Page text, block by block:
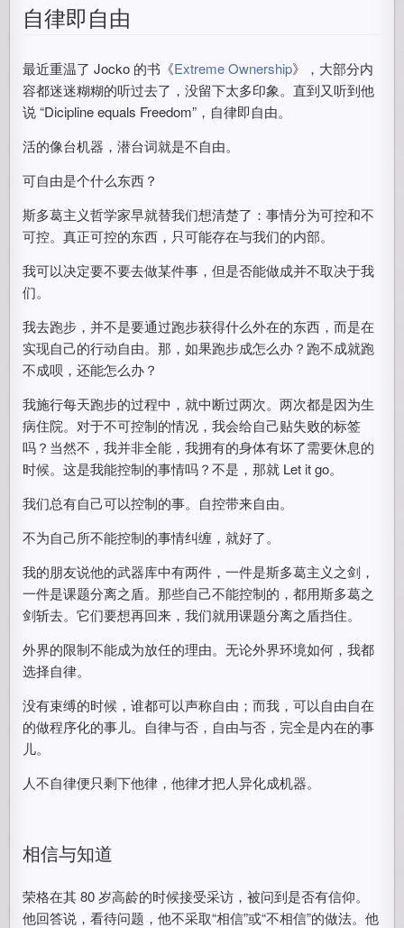
自律即自由
最近重温了 Jocko 的书《Extreme Ownership》，大部分内
容都迷迷糊糊的听过去了，没留下太多印象。直到又听到他
说 “Dicipline equals Freedom”，自律即自由。
活的像台机器，潜台词就是不自由。
可自由是个什么东西？
斯多葛主义哲学家早就替我们想清楚了：事情分为可控和不
可控。真正可控的东西，只可能存在与我们的内部。
我可以决定要不要去做某件事，但是否能做成并不取决于我
们。
我去跑步，并不是要通过跑步获得什么外在的东西，而是在
实现自己的行动自由。那，如果跑步成怎么办？跑不成就跑
不成呗，还能怎么办？
我施行每天跑步的过程中，就中断过两次。两次都是因为生
病住院。对于不可控制的情况，我会给自己贴失败的标签
吗？当然不，我并非全能，我拥有的身体有坏了需要休息的
时候。这是我能控制的事情吗？不是，那就 Let it go。
我们总有自己可以控制的事。自控带来自由。
不为自己所不能控制的事情纠缠，就好了。
我的朋友说他的武器库中有两件，一件是斯多葛主义之剑，
一件是课题分离之盾。那些自己不能控制的，都用斯多葛之
剑斩去。它们要想再回来，我们就用课题分离之盾挡住。
外界的限制不能成为放任的理由。无论外界环境如何，我都
选择自律。
没有束缚的时候，谁都可以声称自由；而我，可以自由自在
的做程序化的事儿。自律与否，自由与否，完全是内在的事
儿。
人不自律便只剩下他律，他律才把人异化成机器。
相信与知道
荣格在其 80 岁高龄的时候接受采访，被问到是否有信仰。
他回答说，看待问题，他不采取“相信”或“不相信”的做法。他